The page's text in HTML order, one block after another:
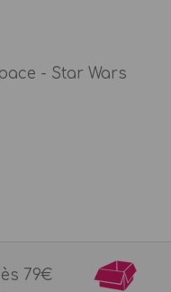
- Star Wars
dès 79€